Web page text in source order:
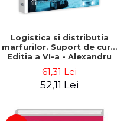
Logistica si distributia
marfurilor. Suport de curs.
Editia a VI-a - Alexandru
61,31 Lei
52,11 Lei